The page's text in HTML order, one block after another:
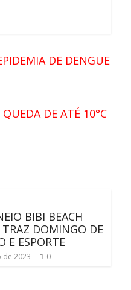
DE DENGUE
DE ATÉ 10°C
BIBI BEACH
DOMINGO DE
E ESPORTE
de 2023 0